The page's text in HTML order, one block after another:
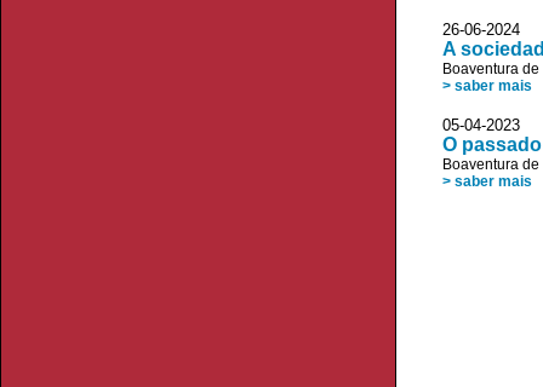
26-06-2024
A
Boaventura
> saber mais
05-04-2023
O
Boaventura
> saber mais